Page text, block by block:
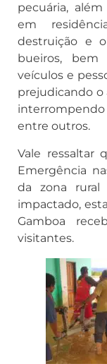
pecuária,
em
destruição e
bueiros,
veículos e
prejudicando
interrompendo
entre outros.
Vale ressaltar
Emergência
da zona
impactado,
Gamboa
visitantes.